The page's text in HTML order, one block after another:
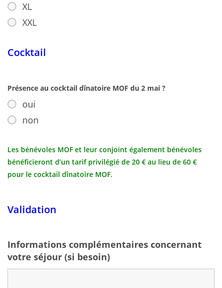
XL
XXL
Cocktail
Présence au cocktail dînatoire MOF du 2 mai ?
oui
non
Les bénévoles MOF et leur conjoint également bénévoles
bénéficieront d’un tarif privilégié de 20 € au lieu de 60 €
pour le cocktail dînatoire MOF.
Validation
Informations complémentaires concernant
votre séjour (si besoin)